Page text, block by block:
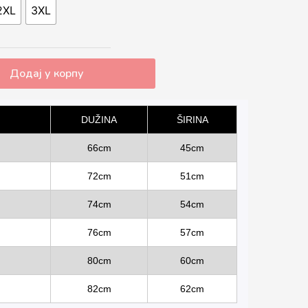
3XL
Додај у корпу
DUŽINA ŠIRINA
66cm 45cm
72cm 51cm
74cm 54cm
76cm 57cm
80cm 60cm
82cm 62cm